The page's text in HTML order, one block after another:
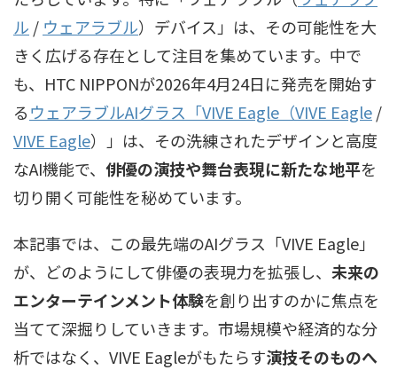
ル / ウェアラブル） デバイス」は、その可能性を大
きく広げる存在として注目を集めています。中で
も、HTC NIPPONが2026年4月24日に発売を開始す
るウェアラブルAIグラス「VIVE Eagle（VIVE Eagle/
VIVE Eagle）」は、その洗練されたデザインと高度
なAI機能で、 俳優の演技や舞台表現に新たな地平を
切り開く可能性を秘めています。
本記事では、この最先端のAIグラス「VIVE Eagle」
が、どのようにして俳優の表現力を拡張し、 未来の
エンターテインメント体験を創り出すのかに焦点を
当てて深掘りしていきます。市場規模や経済的な分
析ではなく、VIVE Eagleがもたらす演技そのものへ